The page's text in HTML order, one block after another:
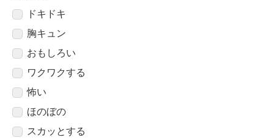
ドキドキ
胸キュン
おもしろい
ワクワクする
怖い
ほのぼの
スカッとする